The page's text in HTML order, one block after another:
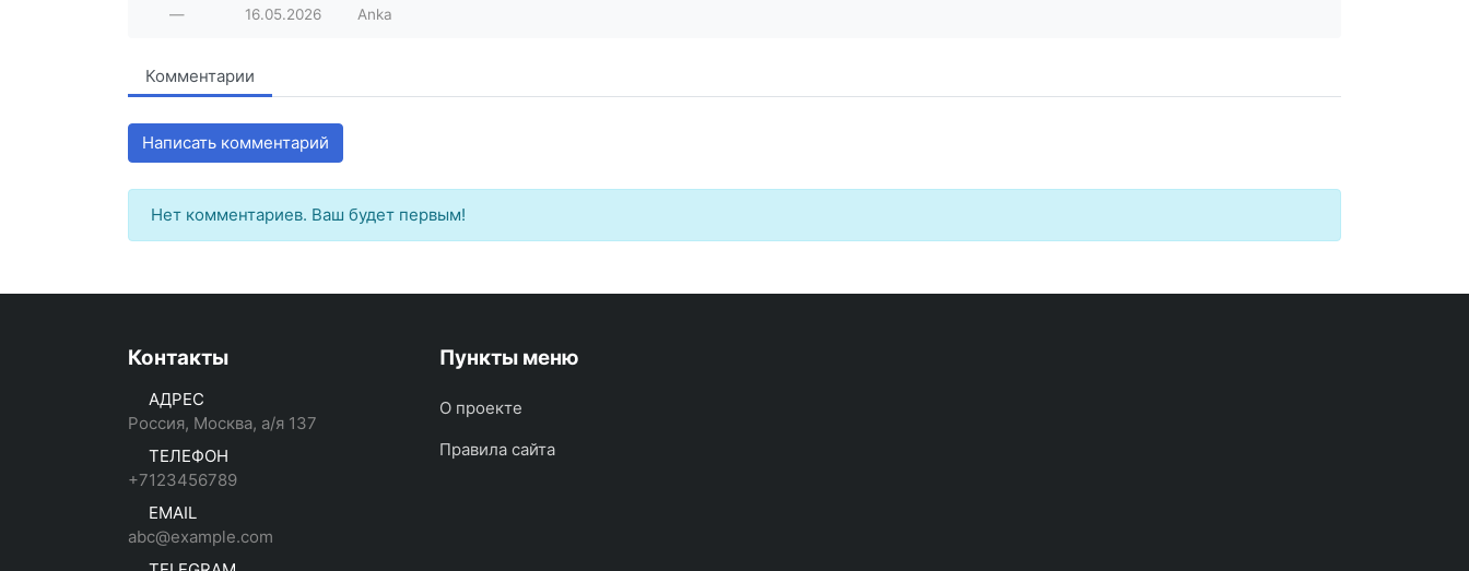
— 16.05.2026 Anka
Комментарии
Написать комментарий
Нет комментариев. Ваш будет первым!
Контакты
АДРЕС
Россия, Москва, а/я 137
ТЕЛЕФОН
+7123456789
EMAIL
abc@example.com
Пункты меню
О проекте
Правила сайта